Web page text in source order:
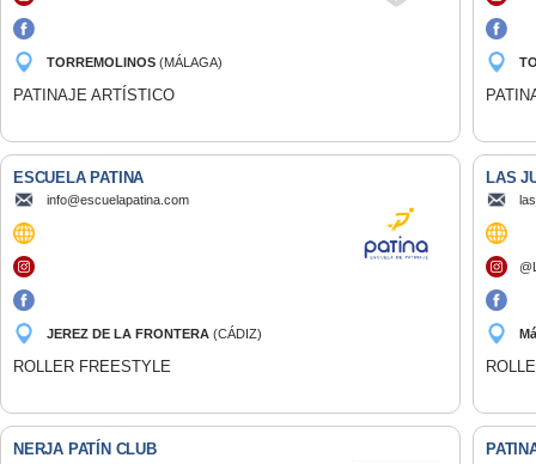
TORREMOLINOS (MÁLAGA)
PATINAJE ARTÍSTICO
ESCUELA PATINA
info@escuelapatina.com
JEREZ DE LA FRONTERA (CÁDIZ)
ROLLER FREESTYLE
LAS
NERJA PATÍN CLUB